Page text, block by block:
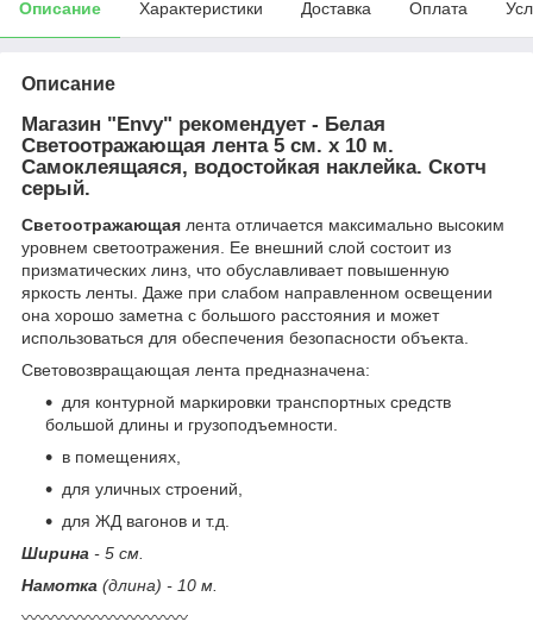
Описание Характеристики Доставка Оплата
Описание
Магазин "Envy" рекомендует - Белая
Светоотражающая лента 5 см. x 10 м.
Самоклеящаяся, водостойкая наклейка. Скотч
серый.
Светоотражающая лента отличается максимально высоким
уровнем светоотражения. Ее внешний слой состоит из
призматических линз, что обуславливает повышенную
яркость ленты. Даже при слабом направленном освещении
она хорошо заметна с большого расстояния и может
использоваться для обеспечения безопасности объекта.
Световозвращающая лента предназначена:
для контурной маркировки транспортных средств
большой длины и грузоподъемности.
в помещениях,
для уличных строений,
для ЖД вагонов и т.д.
Ширина - 5 см.
Намотка (длина) - 10 м.
〰️〰️〰️〰️〰️〰️〰️〰️〰️〰️